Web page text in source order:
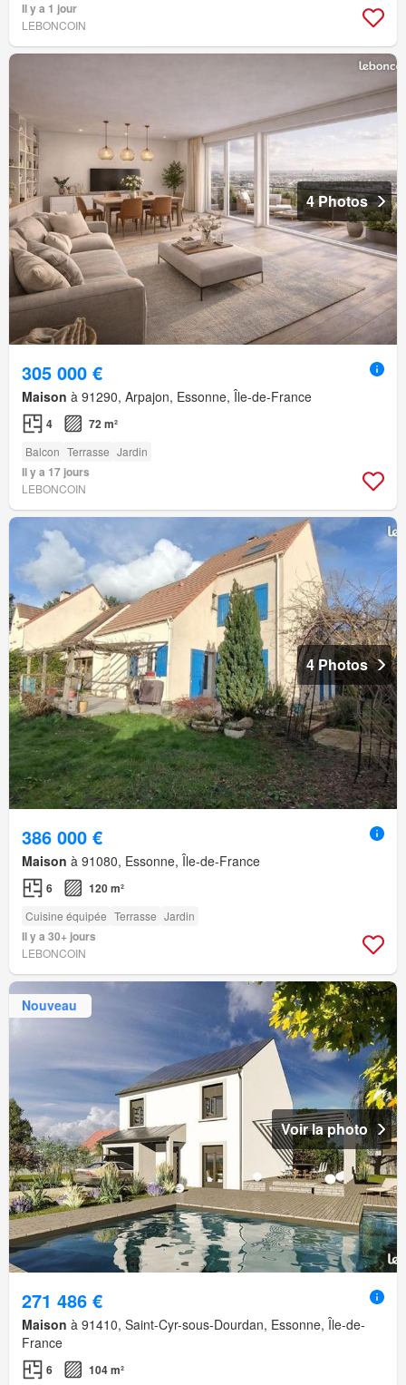
Il y a 1 jour
LEBONCOIN
4 Photos
305 000 €
Maison à 91290, Arpajon, Essonne, Île-de-France
4 72 m²
Balcon Terrasse Jardin
Il y a 17 jours
LEBONCOIN
4 Photos
386 000 €
Maison à 91080, Essonne, Île-de-France
6 120 m²
Cuisine équipée Terrasse Jardin
Il y a 30+ jours
LEBONCOIN
Nouveau
Voir la photo
271 486 €
Maison à 91410, Saint-Cyr-sous-Dourdan, Essonne, Île-de-
France
6
104 m²